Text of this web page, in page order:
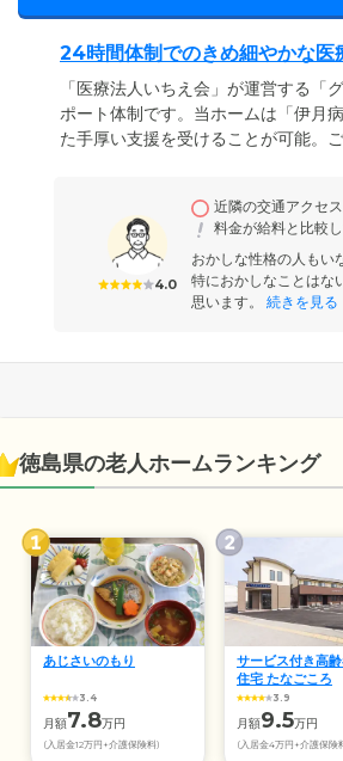
24時間体制でのきめ細やかな医
「医療法人いちえ会」が運営する
ポート体制です。当ホームは「伊月
た手厚い支援を受けることが可能。
情報共有が可能なため、多角的なケ
4.0
近隣の交通アクセ
料金が給料と比較
おかしな性格の人もい
特におかしなことはな
思います。
続きを見る
徳島県の老人ホームランキング
あじさいのもり
3.4
月額7.8万円
(入居金12万円+介護保険料)
サービス付き高
住宅 たなごころ
3.9
月額9.5万円
(入居金4万円+介護保険